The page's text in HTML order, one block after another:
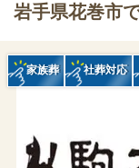
岩手県花巻市
家族葬 社葬対応